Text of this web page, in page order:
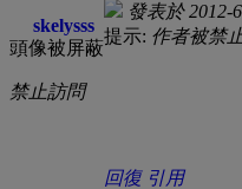
skelysss
頭像被屏蔽
禁止訪問
發表於 2012-
提示: 作者被禁
回復 引用